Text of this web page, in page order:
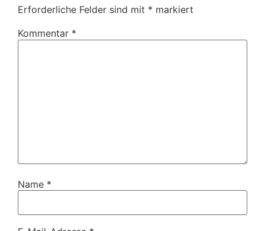
Erforderliche Felder sind mit * markiert
Kommentar *
Name *